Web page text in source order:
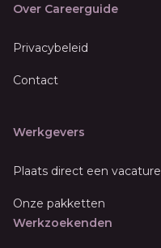
Over Careerguide
Privacybeleid
Contact
Werkgevers
Plaats direct een vacature
Onze pakketten
Werkzoekenden